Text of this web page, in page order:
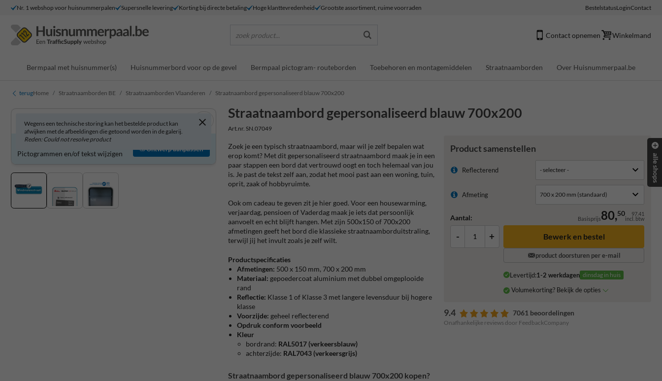
Nr. 1 webshop voor huisnummerpalen Supersnelle levering Korting bij directe betaling Hoge klanttevredenheid Grootste assortiment, ruime voorraden BestelstatusLoginContact
zoek product... Contact opnemen Winkelmand
Bermpaal met huisnummer(s) Huisnummerbord voor op de gevel Bermpaal pictogram- routeborden Toebehoren en montagemiddelen Straatnaamborden Over Huisnummerpaal.be
terugHome Straatnaamborden BE Straatnaamborden Vlaanderen Straatnaambord gepersonaliseerd blauw 700x200
Straatnaambord gepersonaliseerd blauw 700x200
Art.nr. SN.07049
Wegens een technische storing kan het bestelde product kan
afwijken met de afbeeldingen die getoond worden in de galerij.
Reden: Could not resolve product
Straatnaambord zelf aanpassen?
Pictogrammen en/of tekst wijzigen
Ontwerp aanpassen Product samenstellen
Reflecterend
Afmeting
Aantal: Basisprijs80,50 97,41
incl. btw
- +
product doorsturen per e-mail
Levertijd:1-2 werkdagen dinsdag in huis
Volumekorting? Bekijk de opties
9.4 7061 beoordelingen
Onafhankelijke reviews door FeedbackCompany
Zoek je een typisch straatnaambord, maar wil je zelf bepalen wat
erop komt? Met dit gepersonaliseerd straatnaambord maak je in een
paar stappen een bord dat vertrouwd oogt en toch helemaal van jou
is. Je past de tekst zelf aan, zodat het mooi past aan een woning, tuin,
oprit, zaak of hobbyruimte.
Ook om cadeau te geven zit je hier goed. Voor een housewarming,
verjaardag, pensioen of Vaderdag maak je iets dat persoonlijk
aanvoelt en echt blijft hangen. Met zijn 500x150 of 700x200
afmetingen geeft het bord die klassieke straatnaamborduitstraling,
terwijl jij het invult zoals je zelf wilt.
Productspecificaties
Afmetingen: 500 x 150 mm, 700 x 200 mm
Materiaal: gepoedercoat aluminium met dubbel omgeplooide
rand
Reflectie: Klasse 1 of Klasse 3 met langere levensduur bij hogere
klasse
Voorzijde: geheel reflecterend
Opdruk conform voorbeeld
Kleur
bordrand: RAL5017 (verkeersblauw)
achterzijde: RAL7043 (verkeersgrijs)
Straatnaambord gepersonaliseerd blauw 700x200 kopen?
alle shops